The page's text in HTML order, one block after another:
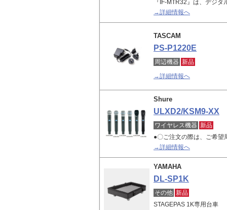
『IF-MTR32』は、デジ
→詳細情報へ
TASCAM
PS-P1220E
周辺機器 新品
→詳細情報へ
Shure
ULXD2/KSM9-XX
ワイヤレス機器 新品
●〇ご注文の際は、ご希
→詳細情報へ
YAMAHA
DL-SP1K
その他 新品
STAGEPAS 1K専用台車